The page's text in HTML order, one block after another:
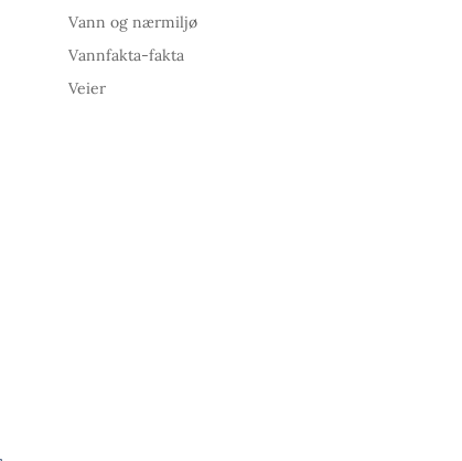
Vann og nærmiljø
Vannfakta-fakta
Veier